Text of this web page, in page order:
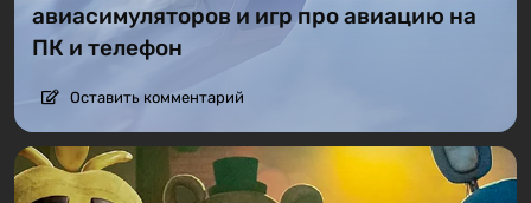
авиасимуляторов и игр про авиацию на
ПК и телефон
Оставить комментарий